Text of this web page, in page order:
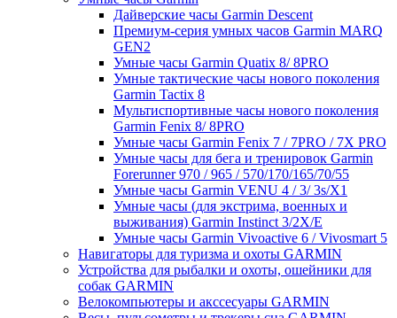
Дайверские часы Garmin Descent
Премиум-серия умных часов Garmin MARQ
GEN2
Умные часы Garmin Quatix 8/ 8PRO
Умные тактические часы нового поколения
Garmin Tactix 8
Мультиспортивные часы нового поколения
Garmin Fenix 8/ 8PRO
Умные часы Garmin Fenix 7 / 7PRO / 7X PRO
Умные часы для бега и тренировок Garmin
Forerunner 970 / 965 / 570/170/165/70/55
Умные часы Garmin VENU 4 / 3/ 3s/X1
Умные часы (для экстрима, военных и
выживания) Garmin Instinct 3/2X/E
Умные часы Garmin Vivoactive 6 / Vivosmart 5
Навигаторы для туризма и охоты GARMIN
Устройства для рыбалки и охоты, ошейники для
собак GARMIN
Велокомпьютеры и акссесуары GARMIN